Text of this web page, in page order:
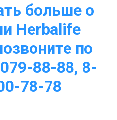
больше о
Herbalife
по
88-88, 8-
78-78